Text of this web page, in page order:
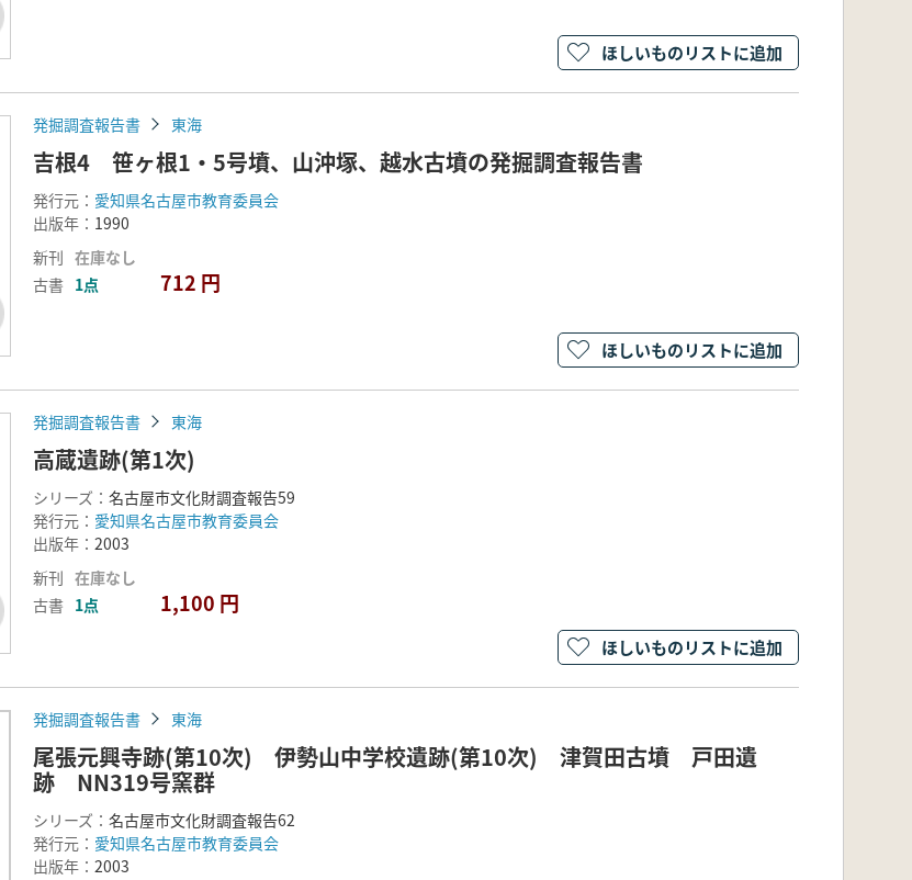
ほしいものリストに追加
発掘調査報告書 東海
吉根4 笹ヶ根1・5号墳、山沖塚、越水古墳の発掘調査報告書
発行元： 愛知県名古屋市教育委員会
出版年： 1990
新刊 在庫なし
古書 1点 712 円
ほしいものリストに追加
発掘調査報告書 東海
高蔵遺跡(第1次)
シリーズ： 名古屋市文化財調査報告59
発行元： 愛知県名古屋市教育委員会
出版年： 2003
新刊 在庫なし
古書 1点 1,100 円
ほしいものリストに追加
発掘調査報告書 東海
尾張元興寺跡(第10次) 伊勢山中学校遺跡(第10次) 津賀田古墳 戸田遺
跡 NN319号窯群
シリーズ： 名古屋市文化財調査報告62
発行元： 愛知県名古屋市教育委員会
出版年： 2003